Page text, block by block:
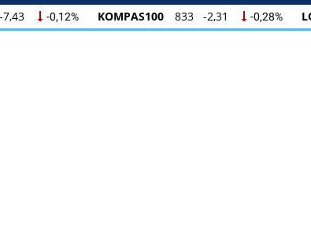
KOMPAS100 833 -2,31 -0,28% LQ45 631 -3,13
833 -2,31 -0,28% LQ45 631 -3,13